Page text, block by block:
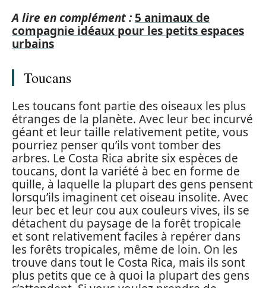
A lire en complément : 5 animaux de
compagnie idéaux pour les petits espaces
urbains
Toucans
Les toucans font partie des oiseaux les plus
étranges de la planète. Avec leur bec incurvé
géant et leur taille relativement petite, vous
pourriez penser qu’ils vont tomber des
arbres. Le Costa Rica abrite six espèces de
toucans, dont la variété à bec en forme de
quille, à laquelle la plupart des gens pensent
lorsqu’ils imaginent cet oiseau insolite. Avec
leur bec et leur cou aux couleurs vives, ils se
détachent du paysage de la forêt tropicale
et sont relativement faciles à repérer dans
les forêts tropicales, même de loin. On les
trouve dans tout le Costa Rica, mais ils sont
plus petits que ce à quoi la plupart des gens